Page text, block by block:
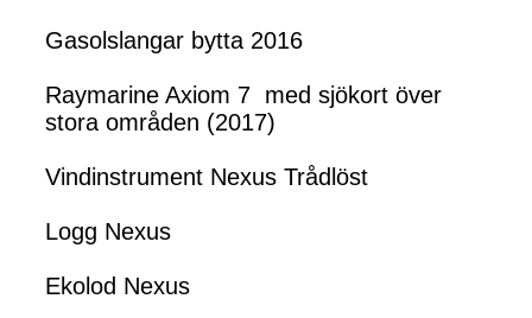
Gasolslangar bytta 2016
Raymarine Axiom 7 med sjökort över
stora områden (2017)
Vindinstrument Nexus Trådlöst
Logg Nexus
Ekolod Nexus